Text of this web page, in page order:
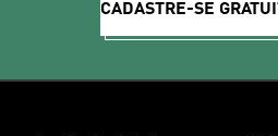
CADASTRE-SE